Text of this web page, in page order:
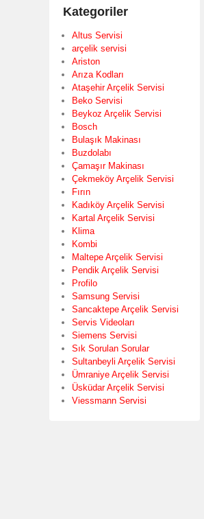
Kategoriler
Altus Servisi
arçelik servisi
Ariston
Arıza Kodları
Ataşehir Arçelik Servisi
Beko Servisi
Beykoz Arçelik Servisi
Bosch
Bulaşık Makinası
Buzdolabı
Çamaşır Makinası
Çekmeköy Arçelik Servisi
Fırın
Kadıköy Arçelik Servisi
Kartal Arçelik Servisi
Klima
Kombi
Maltepe Arçelik Servisi
Pendik Arçelik Servisi
Profilo
Samsung Servisi
Sancaktepe Arçelik Servisi
Servis Videoları
Siemens Servisi
Sık Sorulan Sorular
Sultanbeyli Arçelik Servisi
Ümraniye Arçelik Servisi
Üsküdar Arçelik Servisi
Viessmann Servisi